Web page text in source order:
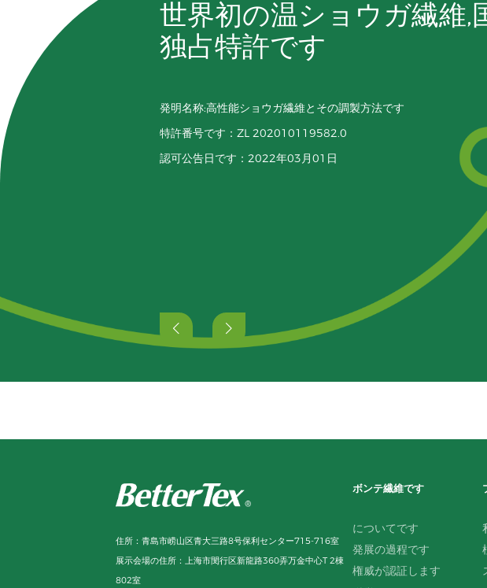
世界初の温ショウガ繊維,
独占特許です
発明名称:高性能ショウガ繊維とその調製方法です
特許番号です：ZL 202010119582.0
認可公告日です：2022年03月01日
住所： 青島市崂山区青大三路8号保利センター715-716室
展示会場の住所： 上海市閔行区新龍路360弄万金中心T 2棟
802室
ボンテ繊維です
についてです
発展の過程です
権威が認証します